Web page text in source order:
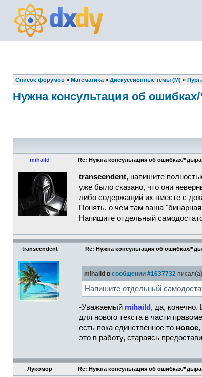
Список форумов » Математика » Дискуссионные темы (М) »
Нужна консультация об
mihaild Re: Нужна консультация об ошибках/
transcendent, напишите
уже было сказано, что они
либо содержащий их вместе с
Понять, о чем там ваша
Напишите отдельный
transcendent Re: Нужна консультация об ошибках/
mihaild в сообщении #1637732
Напишите отдельный
-Уважаемый mihaild , да, конечно.
для нового текста в части
есть пока единственное то новое
это в работу, стараясь
Лукомор Re: Нужна консультация об ошибках/